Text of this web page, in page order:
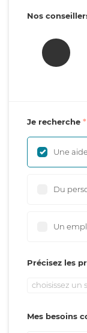
Nos
Je recherche
Une
Du
Un
Précisez les
choisissez un
Mes besoins